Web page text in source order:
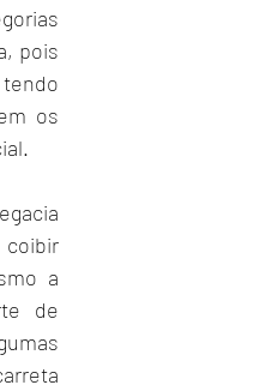
pois
os
coibir
a
de